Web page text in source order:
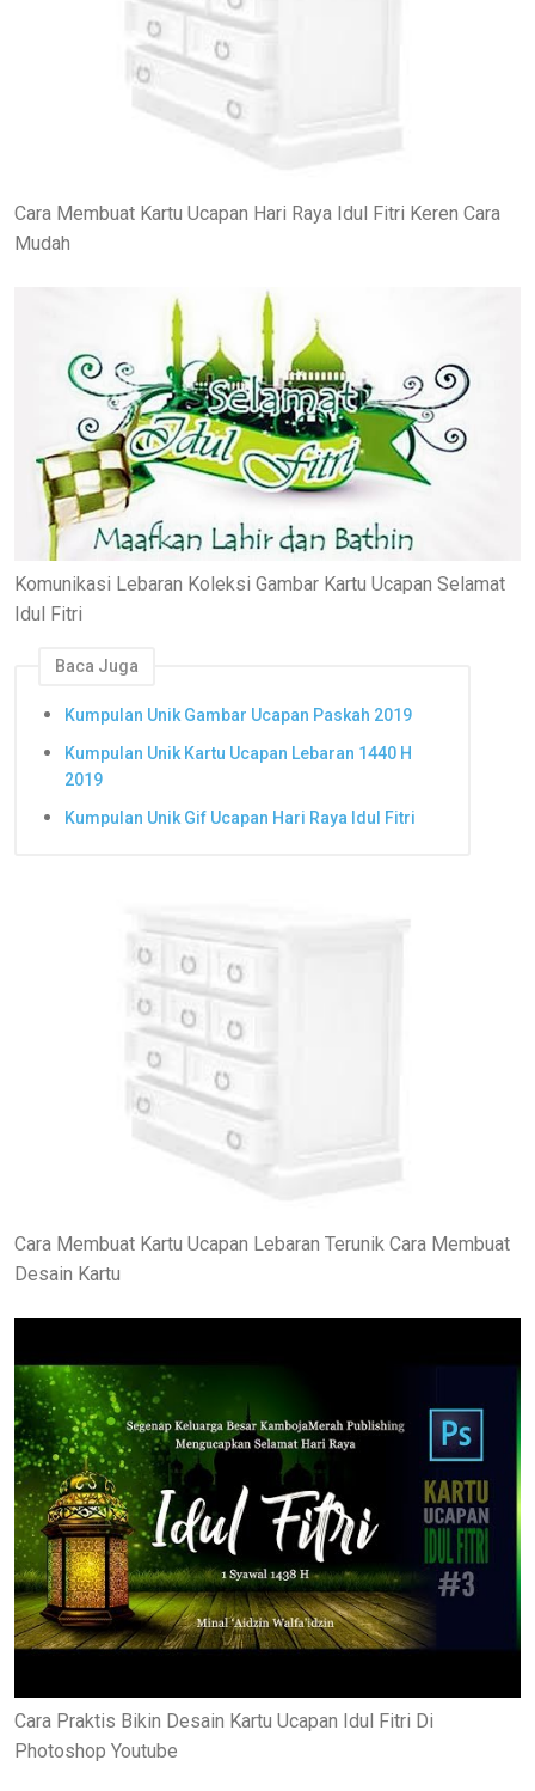
Cara Membuat Kartu Ucapan Hari Raya Idul Fitri Keren Cara
Mudah
Komunikasi Lebaran Koleksi Gambar Kartu Ucapan Selamat
Idul Fitri
Baca Juga
Kumpulan Unik Gambar Ucapan Paskah 2019
Kumpulan Unik Kartu Ucapan Lebaran 1440 H
2019
Kumpulan Unik Gif Ucapan Hari Raya Idul Fitri
Cara Membuat Kartu Ucapan Lebaran Terunik Cara Membuat
Desain Kartu
Cara Praktis Bikin Desain Kartu Ucapan Idul Fitri Di
Photoshop Youtube